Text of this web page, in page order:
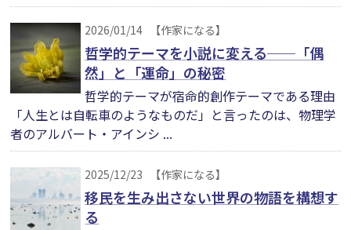
2026/01/14 【作家になる】
哲学的テーマを小説に変える──「偶
然」と「運命」の秘密
哲学的テーマが宿命的創作テーマである理由
「人生とは自転車のようなものだ」と言ったのは、物理学
者のアルバート・アインシ ...
2025/12/23 【作家になる】
移民を生み出さない世界の物語を構想す
る